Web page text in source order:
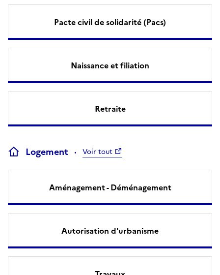
Pacte civil de solidarité (Pacs)
Naissance et filiation
Retraite
Logement Voir tout
Aménagement - Déménagement
Autorisation d'urbanisme